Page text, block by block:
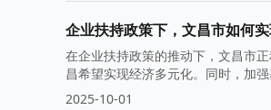
企业扶持政策下，文昌市如何
在企业扶持政策的推动下，文昌市
昌希望实现经济多元化。同时，加
2025-10-01